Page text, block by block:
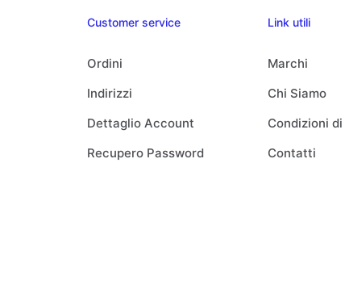
Customer service
Ordini
Indirizzi
Dettaglio Account
Recupero Password
Link utili
Marchi
Chi Siamo
Condizioni
Contatti